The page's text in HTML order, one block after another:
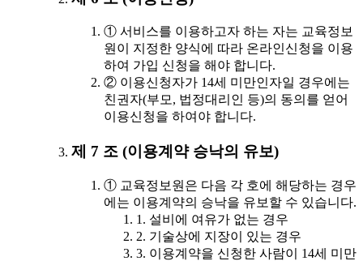
① 서비스를 이용하고자 하는 자는 교육정보
원이 지정한 양식에 따라 온라인신청을 이용
하여 가입 신청을 해야 합니다.
② 이용신청자가 14세 미만인자일 경우에는
친권자(부모, 법정대리인 등)의 동의를 얻어
이용신청을 하여야 합니다.
제 7 조 (이용계약 승낙의 유보)
① 교육정보원은 다음 각 호에 해당하는 경우
에는 이용계약의 승낙을 유보할 수 있습니다.
1. 설비에 여유가 없는 경우
2. 기술상에 지장이 있는 경우
3. 이용계약을 신청한 사람이 14세 미만